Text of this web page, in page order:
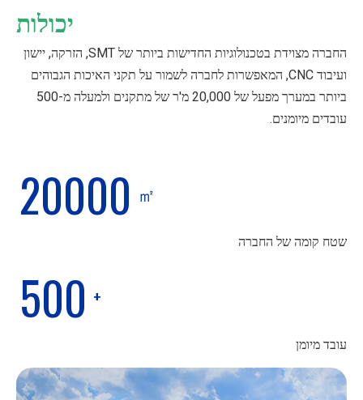
יכולות
החברה מצוידת בטכנולוגיות החדישות ביותר של SMT, הזרקה, יישון
ועיבוד CNC, המאפשרות לחברה לשמור על תקני האיכות הגבוהים
ביותר במערך מפעל של 20,000 מ'ר של מתקנים ולמעלה מ-500
עובדים מיומנים.
20000 ㎡
שטח קומה של החברה
500 +
עובד מיומן